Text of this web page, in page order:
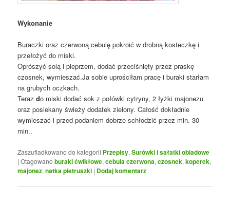
Wykonanie
Buraczki oraz czerwoną cebulę pokroić w drobną kosteczkę i
przełożyć do miski.
Oprószyć solą i pieprzem, dodać przeciśnięty przez praskę
czosnek, wymieszać.Ja sobie uprościłam pracę i buraki starłam
na grubych oczkach.
Teraz do miski dodać sok z połówki cytryny, 2 łyżki majonezu
oraz posiekany świeży dodatek zielony. Całość dokładnie
wymieszać i przed podaniem dobrze schłodzić przez min. 30
min..
Zaszufladkowano do kategorii Przepisy,Surówki i sałatki obiadowe
|Otagowano buraki ćwikłowe,cebula czerwona,czosnek,koperek,
majonez,natka pietruszki | Dodaj komentarz